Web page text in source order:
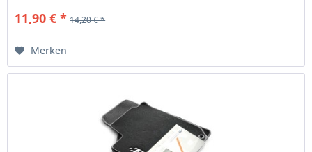
11,90 € * 14,20 € *
Merken